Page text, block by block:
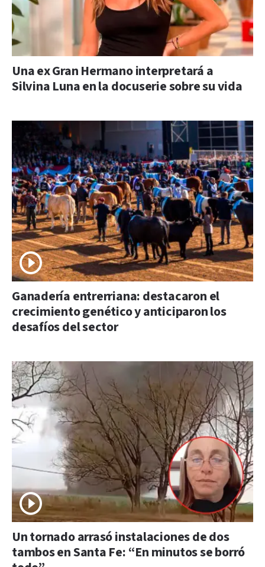
Una ex Gran Hermano interpretará a
Silvina Luna en la docuserie sobre su vida
Ganadería entrerriana: destacaron el
crecimiento genético y anticiparon los
desafíos del sector
Un tornado arrasó instalaciones de dos
tambos en Santa Fe: “En minutos se borró